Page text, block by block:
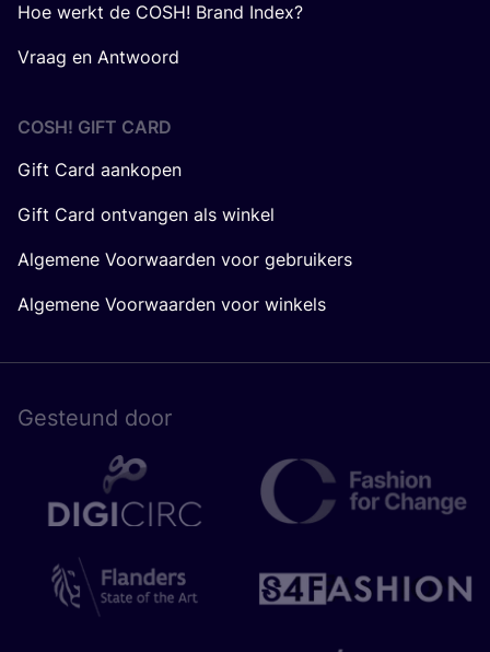
Hoe werkt de COSH! Brand Index?
Vraag en Antwoord
COSH! GIFT CARD
Gift Card aankopen
Gift Card ontvangen als winkel
Algemene Voorwaarden voor gebruikers
Algemene Voorwaarden voor winkels
Gesteund door